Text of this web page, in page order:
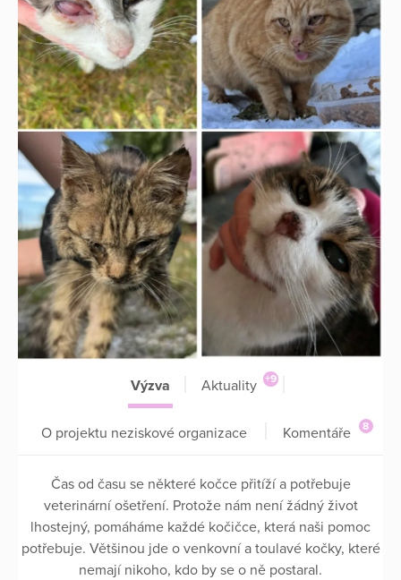
Výzva Aktuality +9
O projektu neziskové organizace Komentáře 8
Čas od času se některé kočce přitíží a potřebuje
veterinární ošetření. Protože nám není žádný život
lhostejný, pomáháme každé kočičce, která naši pomoc
potřebuje. Většinou jde o venkovní a toulavé kočky, které
nemají nikoho, kdo by se o ně postaral.